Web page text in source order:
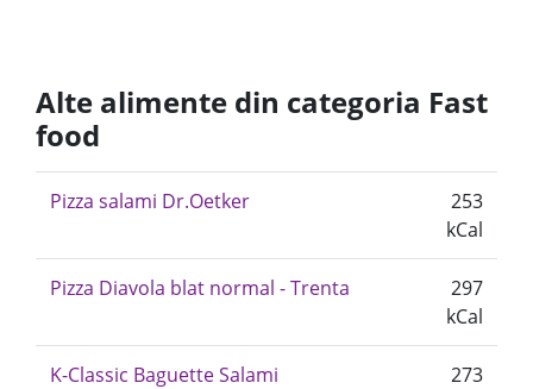
Alte alimente din categoria Fast
food
Pizza salami Dr.Oetker
253
kCal
Pizza Diavola blat normal - Trenta
297
kCal
K-Classic Baguette Salami
273